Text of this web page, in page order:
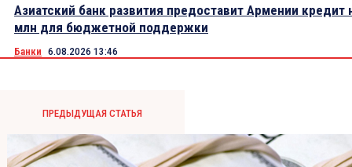
Азиатский банк развития предоставит Армении кредит
млн для бюджетной поддержки
Банки 6.08.2026 13:46
ПРЕДЫДУЩАЯ СТАТЬЯ